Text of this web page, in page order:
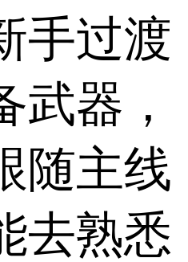
手过渡
武器，
随主线
去熟悉